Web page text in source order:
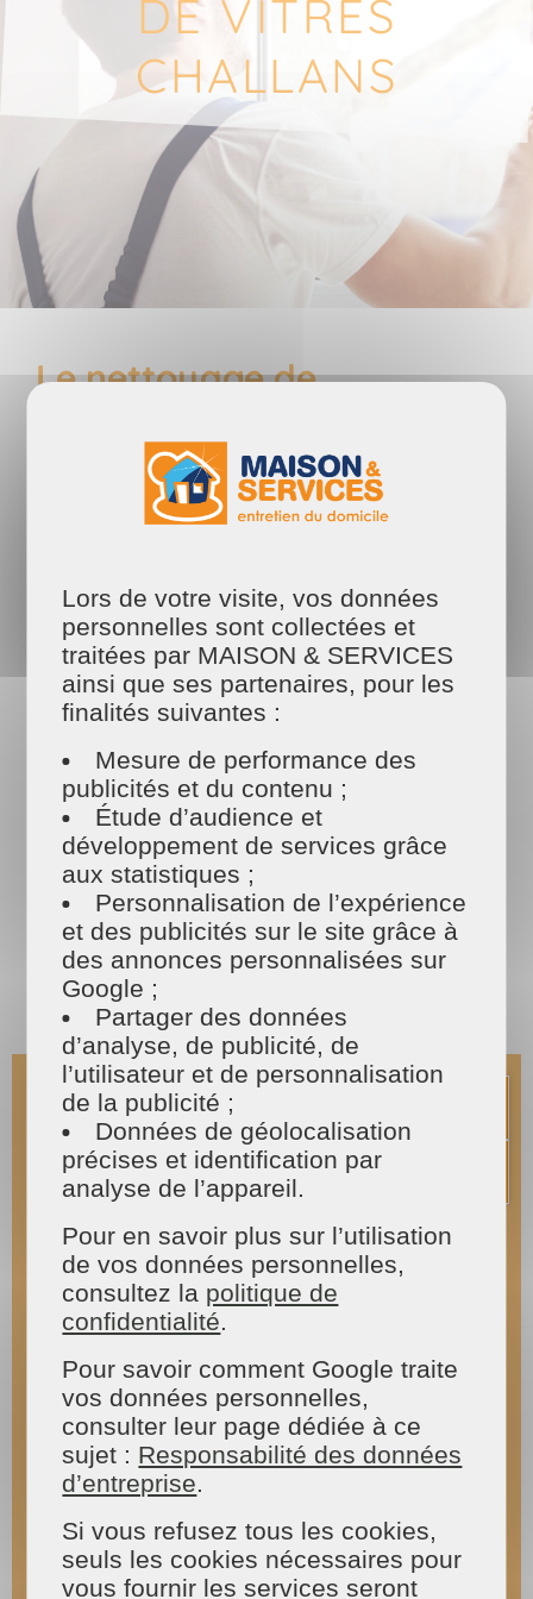
DE VITRES
CHALLANS
Le nettoyage de
compliqué
de vos vitres à Challans à des intervenants
qualifiés !
Les tarifs
MAISON ET SERVICES
Vous sentez déjà toute votre énergie s'évanouir
devant l'ampleur du travail qui vous attend pour
nettoyer vos vitres ! Cette tâche est vraiment
compliquée et demande que vous y consacriez
du temps pour que cela soit bien fait. Des vitres
sans traces et sans taches demandent un vrai
savoir-faire. Tout le monde a déjà fait
l'expérience des vitres que l’on croit propres,
mais avec les premiers rayons du soleil, ce sont
plutôt les traces que l’on voit !
nettoyage de vos vitres à Challansà un expert
formé pour cela.Les experts de MAISON ET
SERVICESmettent à votre disposition leurs
compétences. Ils interviennent en respectant les
règles de sécurité et en appliquant les techniques
adéquates en fonction du support. À chaque
surface sa technique ! Ainsi, plus de traces
récalcitrantes sur vos vitres et plus de fatigue
pour avoir un vitrage toujours impeccable.
Lors de votre visite, vos données
personnelles sont collectées et
traitées par MAISON & SERVICES
ainsi que ses partenaires, pour les
finalités suivantes :
Mesure de performance des
publicités et du contenu ;
Étude d’audience et
développement de services grâce
aux statistiques ;
Personnalisation de l’expérience
et des publicités sur le site grâce à
des annonces personnalisées sur
Google ;
Partager des données
d’analyse, de publicité, de
l’utilisateur et de personnalisation
de la publicité ;
Données de géolocalisation
précises et identification par
analyse de l’appareil.
Pour en savoir plus sur l’utilisation
de vos données personnelles,
consultez la politique de
confidentialité.
Pour savoir comment Google traite
vos données personnelles,
consulter leur page dédiée à ce
sujet : Responsabilité des données
d’entreprise.
Si vous refusez tous les cookies,
seuls les cookies nécessaires pour
vous fournir les services seront